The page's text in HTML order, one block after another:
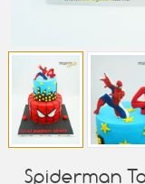
Spiderman